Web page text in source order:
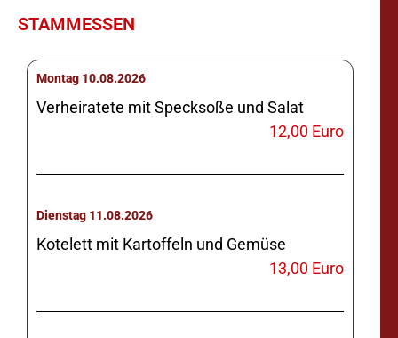
STAMMESSEN
Montag 10.08.2026
Verheiratete mit Specksoße und Salat
12,00 Euro
Dienstag 11.08.2026
Kotelett mit Kartoffeln und Gemüse
13,00 Euro